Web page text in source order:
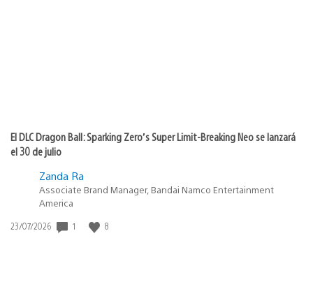
El DLC Dragon Ball: Sparking Zero’s Super Limit-Breaking Neo se lanzará
el 30 de julio
Zanda Ra
Associate Brand Manager, Bandai Namco Entertainment
America
Fecha
23/07/2026 1 8